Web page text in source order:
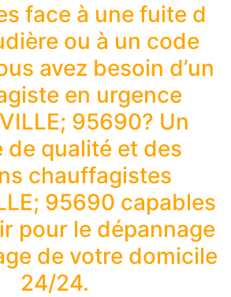
face à une fuite d
ou à un code
avez besoin d’un
en urgence
95690? Un
de qualité et des
chauffagistes
95690 capables
pour le dépannage
de votre domicile
24/24.